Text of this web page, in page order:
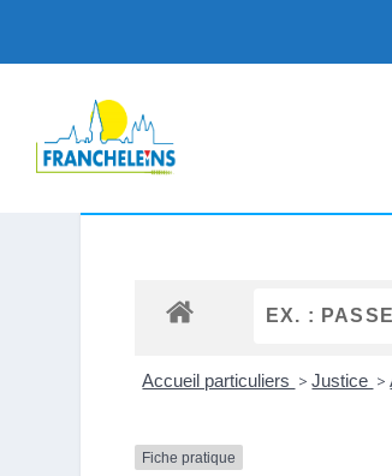
Accueil particuliers > Justice >
Fiche pratique